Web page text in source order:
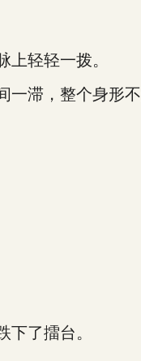
轻轻一拨。
滞，整个身形不
了擂台。